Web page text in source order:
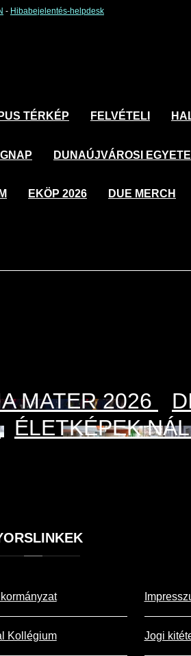
- Hibabejelentés-helpdesk
TÉRKÉP FELVÉTELI
DUNAÚJVÁROSI
EKÖP 2026 DUE MERCH
MATER 2026
ÉLETKÉPEK
Kollégium Jogi